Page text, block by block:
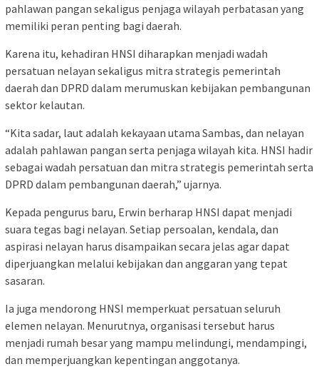
pahlawan pangan sekaligus penjaga wilayah perbatasan yang
memiliki peran penting bagi daerah.
Karena itu, kehadiran HNSI diharapkan menjadi wadah
persatuan nelayan sekaligus mitra strategis pemerintah
daerah dan DPRD dalam merumuskan kebijakan pembangunan
sektor kelautan.
“Kita sadar, laut adalah kekayaan utama Sambas, dan nelayan
adalah pahlawan pangan serta penjaga wilayah kita. HNSI hadir
sebagai wadah persatuan dan mitra strategis pemerintah serta
DPRD dalam pembangunan daerah,” ujarnya.
Kepada pengurus baru, Erwin berharap HNSI dapat menjadi
suara tegas bagi nelayan. Setiap persoalan, kendala, dan
aspirasi nelayan harus disampaikan secara jelas agar dapat
diperjuangkan melalui kebijakan dan anggaran yang tepat
sasaran.
Ia juga mendorong HNSI memperkuat persatuan seluruh
elemen nelayan. Menurutnya, organisasi tersebut harus
menjadi rumah besar yang mampu melindungi, mendampingi,
dan memperjuangkan kepentingan anggotanya.